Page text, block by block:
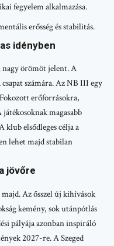
fegyelem alkalmazása.
erősség és stabilitás.
idényben
nagy örömöt jelent. A
számára. Az NB III egy
erőforrásokra,
magasabb
klub elsődleges célja a
lehet majd stabilan
jövőre
Az ősszel új kihívások
kemény, sok utánpótlás
pályája azonban inspiráló
2027-re. A Szeged